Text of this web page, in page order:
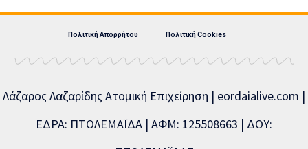
Πολιτική Απορρήτου Πολιτική Cookies
Λάζαρος Λαζαρίδης Ατομική Επιχείρηση | eordaialive.com |
ΕΔΡΑ: ΠΤΟΛΕΜΑΪΔΑ | ΑΦΜ: 125508663 | ΔΟΥ: